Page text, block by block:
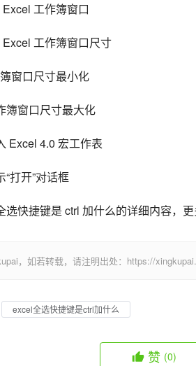
Excel 工作簿窗口
Excel 工作簿窗口尺寸
窗口尺寸最小化
簿窗口尺寸最大化
Excel 4.0 宏工作表
“打开”对话框
选快捷键是 ctrl 加什么的详细内容，
，如若转载，请注明出处：https://
excel全选快捷键是ctrl加什么
赞 (0)